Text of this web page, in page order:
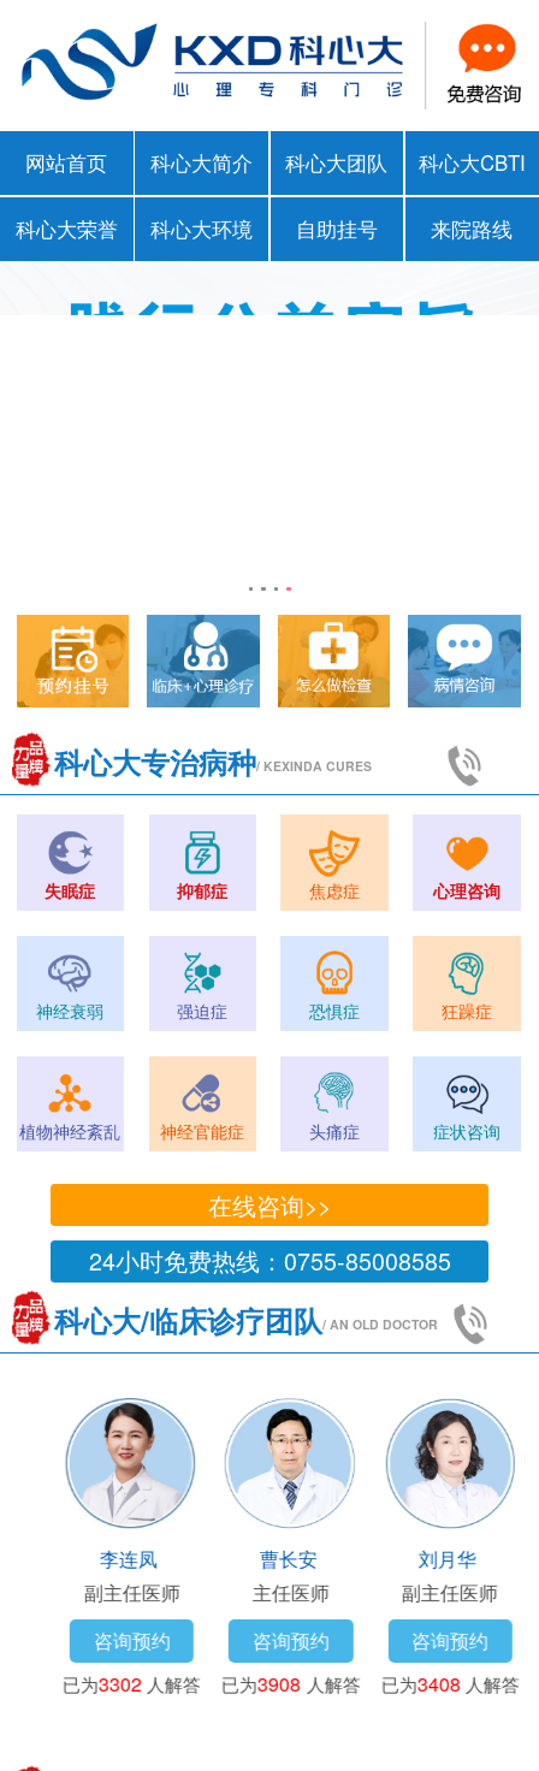
网站首页 科心大简介 科心大团队 科心大CBTI
科心大荣誉 科心大环境 自助挂号 来院路线
科心大专治病种/ KEXINDA CURES
失眠症 抑郁症 焦虑症 心理咨询
神经衰弱 强迫症 恐惧症 狂躁症
植物神经紊乱 神经官能症 头痛症 症状咨询
在线咨询>>
24小时免费热线：0755-85008585
科心大/临床诊疗团队/ AN OLD DOCTOR
王国陶
临床部主任
咨询预约
已为4173人解答
顾连友
副主任医师
咨询预约
已为3016人解答
李连凤
副主任医师
咨询预约
已为3302人解答